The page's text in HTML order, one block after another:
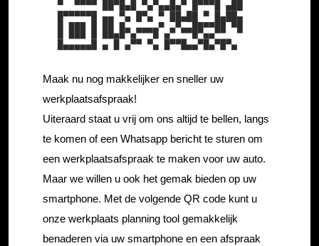
Maak nu nog makkelijker en sneller uw
werkplaatsafspraak!
Uiteraard staat u vrij om ons altijd te bellen, langs
te komen of een Whatsapp bericht te sturen om
een werkplaatsafspraak te maken voor uw auto.
Maar we willen u ook het gemak bieden op uw
smartphone. Met de volgende QR code kunt u
onze werkplaats planning tool gemakkelijk
benaderen via uw smartphone en een afspraak